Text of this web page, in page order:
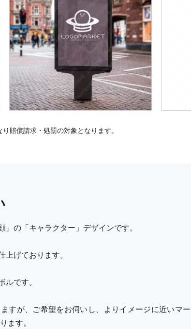
賠償請求・処罰の対象となります。
」の「キャラクター」デザインです。
上げております。
です。
すが、ご希望をお伺いし、よりイメージに近いマー
ます。